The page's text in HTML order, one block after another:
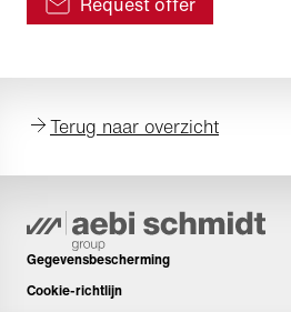
Terug naar overzicht
Gegevensbescherming
Cookie-richtlijn